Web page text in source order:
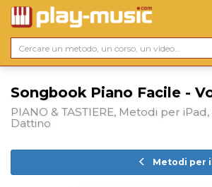
Songbook Piano Facile -
PIANO & TASTIERE, Metodi per
Dattino
Metodi per